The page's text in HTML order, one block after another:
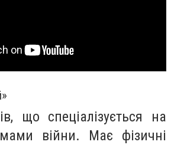
що спеціалізується на
війни. Має фізичні